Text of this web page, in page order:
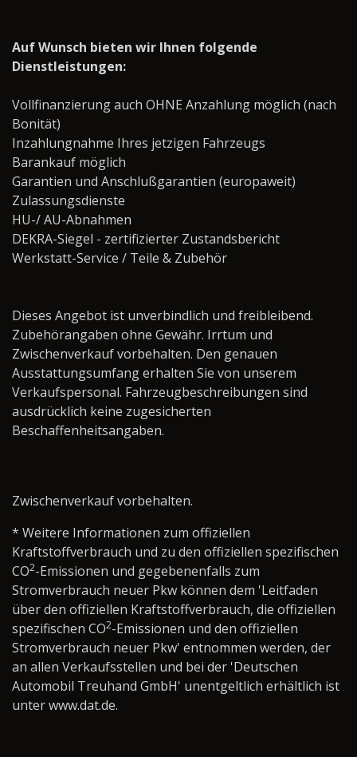
Auf Wunsch bieten wir Ihnen folgende
Dienstleistungen:
Vollfinanzierung auch OHNE Anzahlung möglich (nach
Bonität)
Inzahlungnahme Ihres jetzigen Fahrzeugs
Barankauf möglich
Garantien und Anschlußgarantien (europaweit)
Zulassungsdienste
HU-/ AU-Abnahmen
DEKRA-Siegel - zertifizierter Zustandsbericht
Werkstatt-Service / Teile & Zubehör ­­­­­­­­­­­­­­­­
Dieses Angebot ist unverbindlich und freibleibend.
Zubehörangaben ohne Gewähr. Irrtum und
Zwischenverkauf vorbehalten. Den genauen
Ausstattungsumfang erhalten Sie von unserem
Verkaufspersonal. Fahrzeugbeschreibungen sind
ausdrücklich keine zugesicherten
Beschaffenheitsangaben.
Zwischenverkauf vorbehalten.
* Weitere Informationen zum offiziellen
Kraftstoffverbrauch und zu den offiziellen spezifischen
CO2-Emissionen und gegebenenfalls zum
Stromverbrauch neuer Pkw können dem 'Leitfaden
über den offiziellen Kraftstoffverbrauch, die offiziellen
spezifischen CO2-Emissionen und den offiziellen
Stromverbrauch neuer Pkw' entnommen werden, der
an allen Verkaufsstellen und bei der 'Deutschen
Automobil Treuhand GmbH' unentgeltlich erhältlich ist
unter www.dat.de.